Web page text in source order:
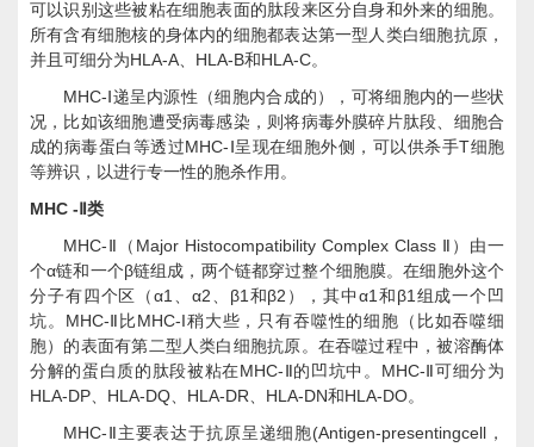
可以识别这些被粘在细胞表面的肽段来区分自身和外来的细胞。
所有含有细胞核的身体内的细胞都表达第一型人类白细胞抗原，
并且可细分为HLA-A、 HLA-B和 HLA-C。
MHC- Ⅰ递呈内源性（细胞内合成的），可将细胞内的一些状
况，比如该细胞遭受病毒感染，则将病毒外膜碎片肽段、细胞合
成的病毒蛋白等透过MHC- Ⅰ呈现在细胞外侧，可以供杀手T细胞
等辨识，以进行专一性的胞杀作用。
MHC - Ⅱ类
MHC- Ⅱ（ Major Histocompatibility Complex Class
Ⅱ）由一
个α链和一个β链组成，两个链都穿过整个细胞膜。在细胞外这个
分子有四个区（α1 、 α2 、 β1 和 β2 ），其中 α1 和 β1 组成一个凹
坑。 MHC- Ⅱ比 MHC-I稍大些，只有吞噬性的细胞（比如吞噬细
胞）的表面有第二型人类白细胞抗原。在吞噬过程中，被溶酶体
分解的蛋白质的肽段被粘在MHC- Ⅱ的凹坑中。 MHC- Ⅱ可细分为
HLA-DP、 HLA-DQ、 HLA-DR、 HLA-DN和 HLA-DO。
MHC- Ⅱ主要表达于抗原呈递细胞(Antigen-presentingcell ，